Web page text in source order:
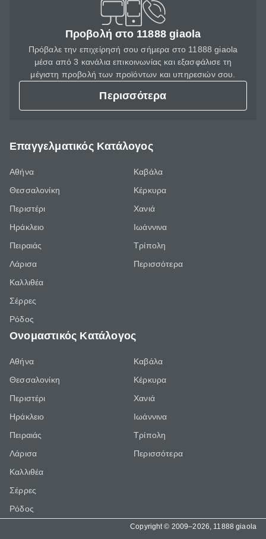
Προβολή στο 11888 giaola
Πρόβαλε την επιχείρησή σου σήμερα στο 11888 giaola
μέσα από 3 κανάλια επικοινωνίας και εξασφάλισε τη
μέγιστη προβολή των προϊόντων και υπηρεσιών σου.
Περισσότερα
Επαγγελματικός Κατάλογος
Αθήνα
Θεσσαλονίκη
Περιστέρι
Ηράκλειο
Πειραιάς
Λάρισα
Καλλιθέα
Σέρρες
Ρόδος
Καβάλα
Κέρκυρα
Χανιά
Ιωάννινα
Τρίπολη
Περισσότερα
Ονομαστικός Κατάλογος
Αθήνα
Θεσσαλονίκη
Περιστέρι
Ηράκλειο
Πειραιάς
Λάρισα
Καλλιθέα
Σέρρες
Ρόδος
Καβάλα
Κέρκυρα
Χανιά
Ιωάννινα
Τρίπολη
Περισσότερα
Copyright © 2009–2026, 11888 giaola